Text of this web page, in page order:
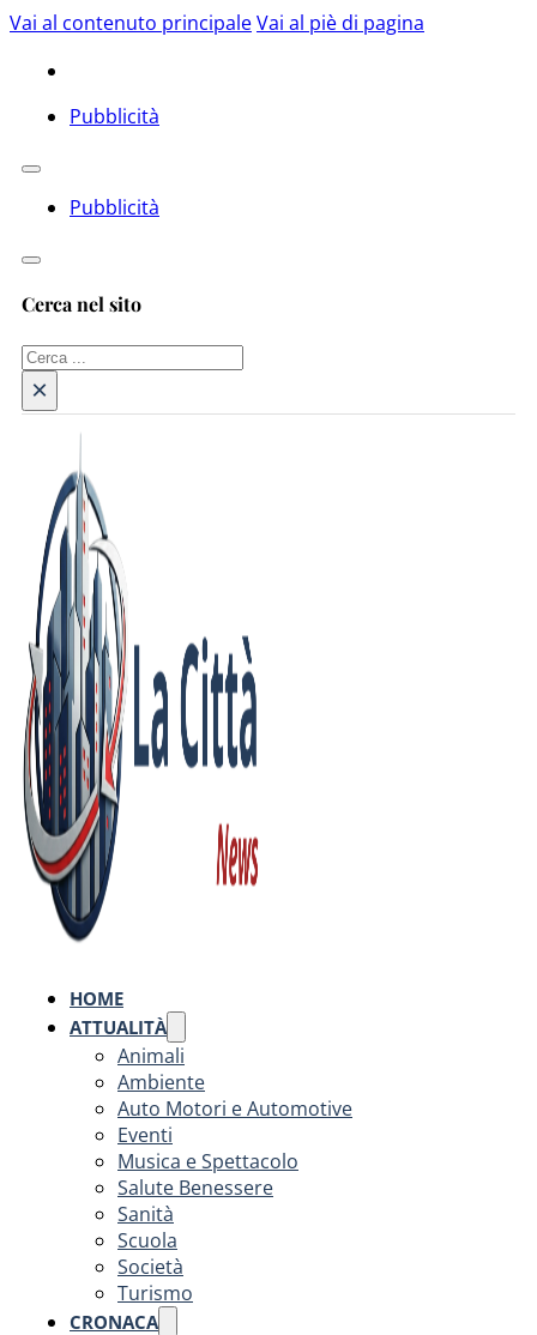
Vai al contenuto principaleVai al piè di pagina
Pubblicità
Pubblicità
Cerca nel sito
Cerca
×
HOME
ATTUALITÀ
Animali
Ambiente
Auto Motori e Automotive
Eventi
Musica e Spettacolo
Salute Benessere
Sanità
Scuola
Società
Turismo
CRONACA